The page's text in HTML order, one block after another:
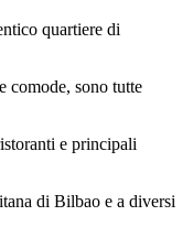
quartiere di
comode, sono tutte
e principali
di Bilbao e a diversi